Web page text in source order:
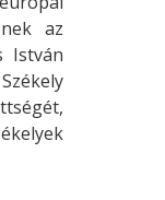
az
István